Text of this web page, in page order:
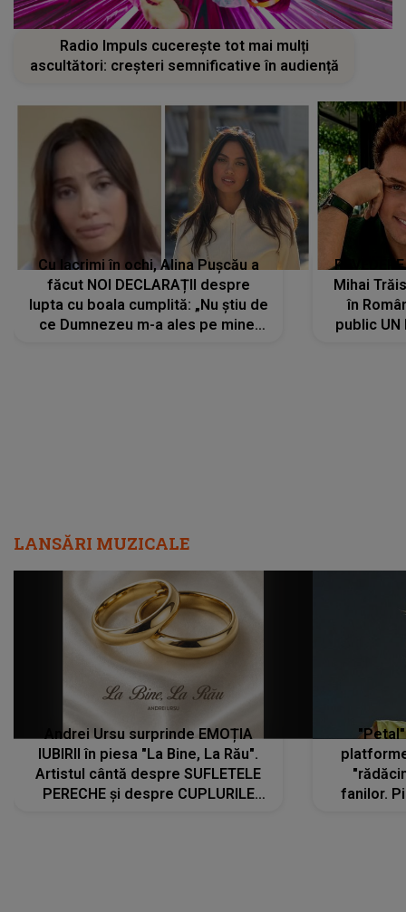
Radio Impuls cucerește tot mai mulți
ascultători: creșteri semnificative în audiență
Cu lacrimi în ochi, Alina Pușcău a
făcut NOI DECLARAȚII despre
lupta cu boala cumplită: „Nu știu de
ce Dumnezeu m-a ales pe mine.
Mihai
în
public UN
LANSĂRI MUZICALE
Andrei Ursu surprinde EMOȚIA
IUBIRII în piesa "La Bine, La Rău".
Artistul cântă despre SUFLETELE
PERECHE și despre CUPLURILE
fanilor.